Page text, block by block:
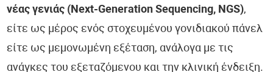
νέας γενιάς (Next-Generation Sequencing, NGS),
είτε ως μέρος ενός στοχευμένου γονιδιακού πάνελ
είτε ως μεμονωμένη εξέταση, ανάλογα με τις
ανάγκες του εξεταζόμενου και την κλινική ένδειξη.